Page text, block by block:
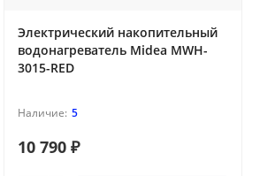
Электрический накопительный
водонагреватель Midea MWH-
3015-RED
5
10 790 ₽